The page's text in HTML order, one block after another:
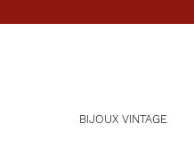
BIJOUX VINTAGE